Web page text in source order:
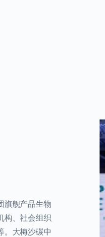
旗舰产品生物
构、社会组织
。大梅沙碳中